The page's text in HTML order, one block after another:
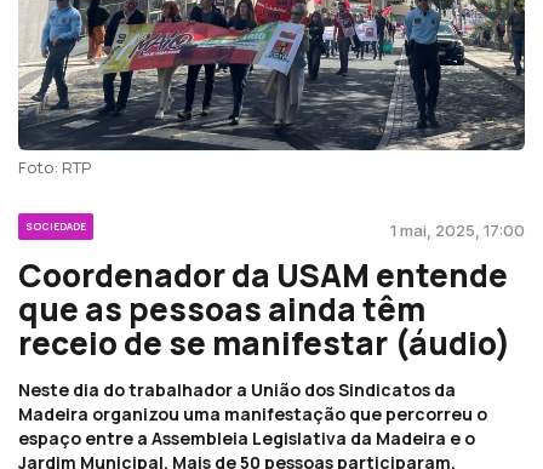
Foto: RTP
SOCIEDADE 1 mai, 2025, 17:00
Coordenador da USAM entende
que as pessoas ainda têm
receio de se manifestar (áudio)
Neste dia do trabalhador a União dos Sindicatos da
Madeira organizou uma manifestação que percorreu o
espaço entre a Assembleia Legislativa da Madeira e o
Jardim Municipal. Mais de 50 pessoas participaram,